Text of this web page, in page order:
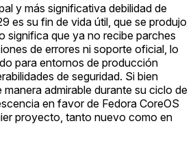
y más significativa debilidad de
es su fin de vida útil, que se produjo
significa que ya no recibe parches
de errores ni soporte oficial, lo
para entornos de producción
de seguridad. Si bien
admirable durante su ciclo de
en favor de Fedora CoreOS
proyecto, tanto nuevo como en